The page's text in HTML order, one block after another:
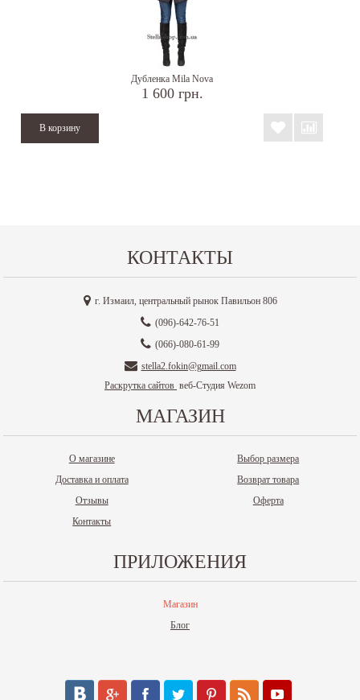
Дубленка Mila Nova
1 600 грн.
КОНТАКТЫ
г. Измаил, центральный рынок Павильон 806
(096)-642-76-51
(066)-080-61-99
stella2.fokin@gmail.com
Раскрутка сайтов веб-Студия Wezom
МАГАЗИН
О магазине
Выбор размера
Доставка и оплата
Возврат товара
Отзывы
Оферта
Контакты
ПРИЛОЖЕНИЯ
Магазин
Блог